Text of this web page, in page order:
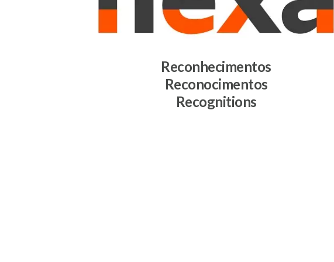
Reconhecimentos
Reconocimentos
Recognitions